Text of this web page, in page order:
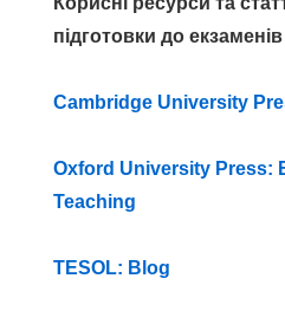
підготовки до екзаменів
Cambridge University
Oxford University Press:
Teaching
TESOL: Blog